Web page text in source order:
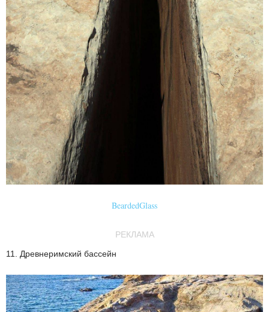
BeardedGlass
РЕКЛАМА
11. Древнеримский бассейн